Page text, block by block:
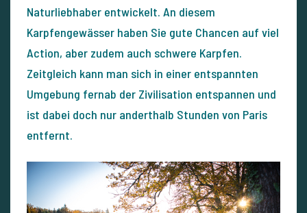
Naturliebhaber entwickelt. An diesem
Karpfengewässer haben Sie gute Chancen auf viel
Action, aber zudem auch schwere Karpfen.
Zeitgleich kann man sich in einer entspannten
Umgebung fernab der Zivilisation entspannen und
ist dabei doch nur anderthalb Stunden von Paris
entfernt.